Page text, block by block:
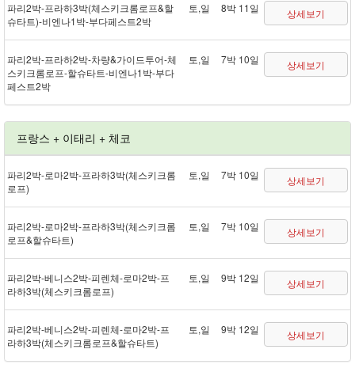
파리 2박 - 프라하 3박(체스키크롬로프&할
슈타트) - 비엔나 1박 - 부다페스트 2박
토,일 8박 11일 상세보기
파리 2박 - 프라하 2박 - 차량&가이드투어 - 체
스키크롬로프 - 할슈타트 - 비엔나 1박 - 부다
페스트 2박
토,일 7박 10일 상세보기
프랑스 + 이태리 + 체코
파리 2박 - 로마 2박 - 프라하 3박(체스키크롬
로프)
토,일 7박 10일 상세보기
파리 2박 - 로마 2박 - 프라하 3박(체스키크롬
로프&할슈타트)
토,일 7박 10일 상세보기
파리 2박 - 베니스 2박 - 피렌체 - 로마 2박 - 프
라하 3박(체스키크롬로프)
토,일 9박 12일 상세보기
파리 2박 - 베니스 2박 - 피렌체 - 로마 2박 - 프
라하 3박(체스키크롬로프&할슈타트)
토,일 9박 12일 상세보기